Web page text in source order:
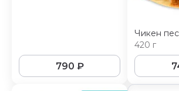
790 ₽
Чикен
420 г